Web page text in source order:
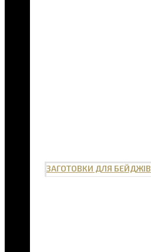
ЗАГОТОВКИ ДЛЯ БЕЙДЖІВ